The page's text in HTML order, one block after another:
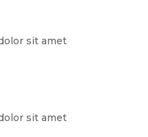
sit amet
sit amet